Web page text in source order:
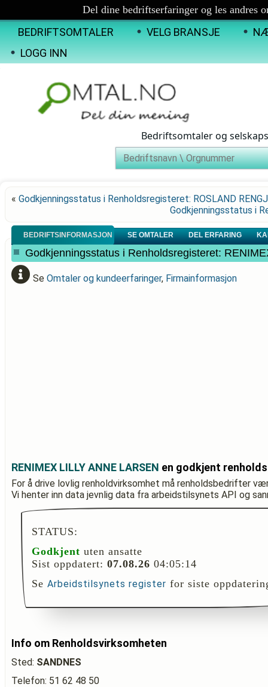
Del dine bedriftserfaringer og les andres
BEDRIFTSOMTALER VELG BRANSJE
LOGG INN
Bedriftsomtaler og
« Godkjenningsstatus i Renholdsregisteret: ROSLAND
Godkjenningsstatus i
BEDRIFTSINFORMASJON SE OMTALER DEL ERFARING
Godkjenningsstatus i Renholdsregisteret:
Se Omtaler og kundeerfaringer, Firmainformasjon
RENIMEX LILLY ANNE LARSEN en godkjent
For å drive lovlig renholdvirksomhet må renholdsbedrifter
Vi henter inn data jevnlig data fra arbeidstilsynets API og
STATUS:
Godkjent uten ansatte
Sist oppdatert: 07.08.26 04:05:14
Se Arbeidstilsynets register for siste
Info om Renholdsvirksomheten
Sted: SANDNES
Telefon: 51 62 48 50